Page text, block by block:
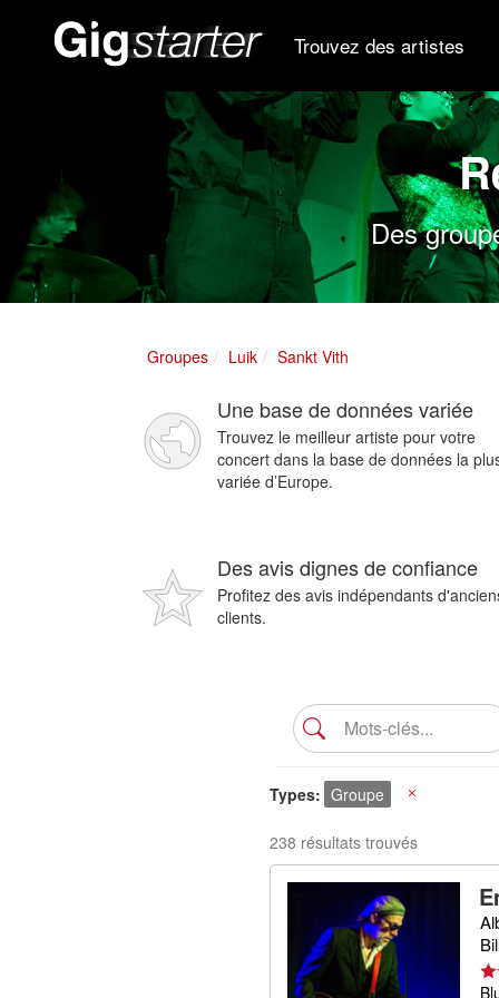
Trouvez des artistes
Des
Groupes Luik Sankt Vith
Une base de données variée
Trouvez le meilleur artiste pour votre
concert dans la base de données la
variée d’Europe.
Des avis dignes de confiance
Profitez des avis indépendants
clients.
Types Groupe
238 résultats trouvés